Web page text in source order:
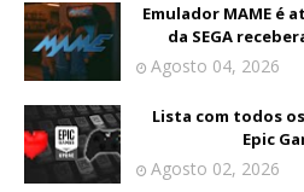
Emulador MAME é
da SEGA
Agosto 04, 2026
Lista com todos
Epic
Agosto 02, 2026